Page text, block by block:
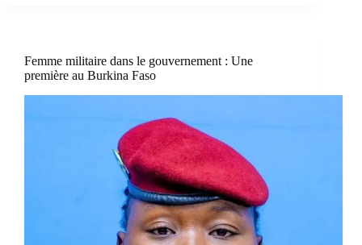
Femme militaire dans le gouvernement : Une
première au Burkina Faso